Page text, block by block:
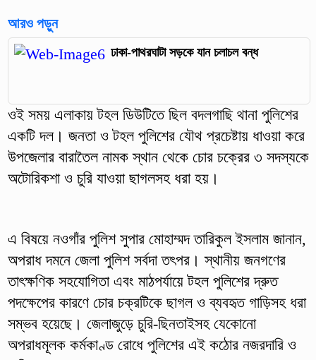
আরও পড়ুন
ঢাকা-পাথরঘাটা সড়কে যান চলাচল বন্ধ
ওই সময় এলাকায় টহল ডিউটিতে ছিল বদলগাছি থানা পুলিশের
একটি দল। জনতা ও টহল পুলিশের যৌথ প্রচেষ্টায় ধাওয়া করে
উপজেলার বারাতৈল নামক স্থান থেকে চোর চক্রের ৩ সদস্যকে
অটোরিকশা ও চুরি যাওয়া ছাগলসহ ধরা হয়।
এ বিষয়ে নওগাঁর পুলিশ সুপার মোহাম্মদ তারিকুল ইসলাম জানান,
অপরাধ দমনে জেলা পুলিশ সর্বদা তৎপর। স্থানীয় জনগণের
তাৎক্ষণিক সহযোগিতা এবং মাঠপর্যায়ে টহল পুলিশের দ্রুত
পদক্ষেপের কারণে চোর চক্রটিকে ছাগল ও ব্যবহৃত গাড়িসহ ধরা
সম্ভব হয়েছে। জেলাজুড়ে চুরি-ছিনতাইসহ যেকোনো
অপরাধমূলক কর্মকাণ্ড রোধে পুলিশের এই কঠোর নজরদারি ও